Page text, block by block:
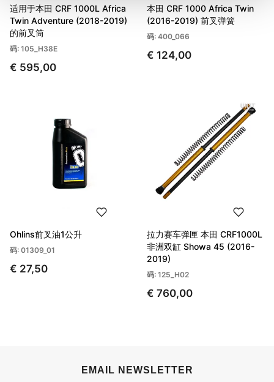
适用于本田 CRF 1000L Africa
Twin Adventure (2018-2019)
的前叉筒
码: 105_H38E
€ 595,00
本田 CRF 1000 Africa Twin
(2016-2019) 前叉弹簧
码: 400_066
€ 124,00
Ohlins前叉油1公升
码: 01309_01
€ 27,50
拉力赛车弹匣 本田 CRF1000L
非洲双缸 Showa 45 (2016-
2019)
码: 125_H02
€ 760,00
EMAIL NEWSLETTER